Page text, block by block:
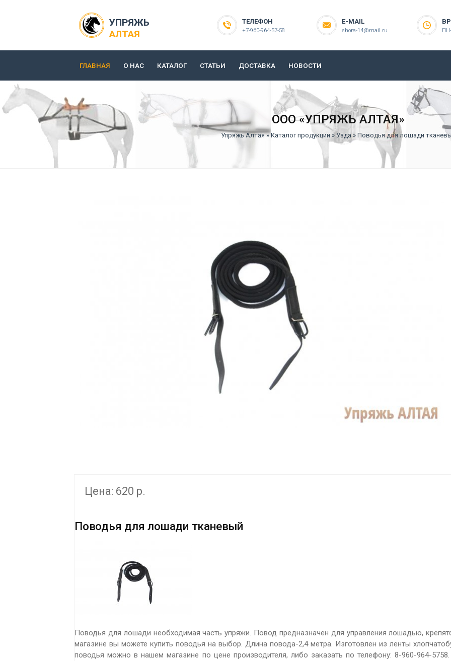
УПРЯЖЬ
АЛТАЯ
ТЕЛЕФОН
+7-960-964-57-58
E-MAIL
shora-14@mail.ru
ГЛАВНАЯ О НАС КАТАЛОГ СТАТЬИ ДОСТАВКА НОВОСТИ
ООО «УПРЯЖЬ АЛТАЯ»
Упряжь Алтая»Каталог продукции »Узда » Поводья для лошади
Цена: 620 р.
Поводья для лошади тканевый
Поводья для лошади необходимая часть упряжи. Повод предназначен для управления лошадью,
магазине вы можете купить поводья на выбор. Длина повода-2,4 метра. Изготовлен из ленты
поводья можно в нашем магазине по цене производителя, либо заказать по телефону: 8-960-964-